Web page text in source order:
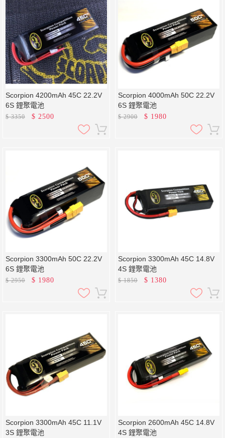
Scorpion 4200mAh 45C 22.2V
6S 鋰聚電池
$3350 $ 2500
Scorpion 4000mAh 50C 22.2V
6S 鋰聚電池
$2900 $ 1980
Scorpion 3300mAh 50C 22.2V
6S 鋰聚電池
$2950 $ 1980
Scorpion 3300mAh 45C 14.8V
4S 鋰聚電池
$1850 $ 1380
Scorpion 3300mAh 45C 11.1V
3S 鋰聚電池
Scorpion 2600mAh 45C 14.8V
4S 鋰聚電池